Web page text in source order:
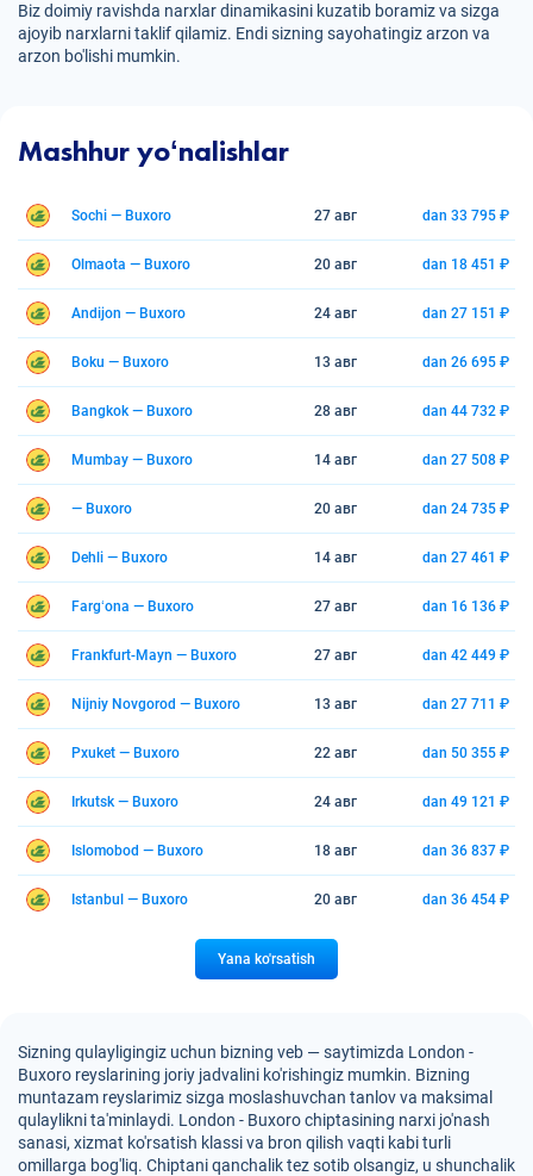
Biz doimiy ravishda narxlar dinamikasini kuzatib boramiz va sizga
ajoyib narxlarni taklif qilamiz. Endi sizning sayohatingiz arzon va
arzon bo'lishi mumkin.
Mashhur yoʻnalishlar
Sochi — Buxoro 27 авг dan 33 795 ₽
Olmaota — Buxoro 20 авг dan 18 451 ₽
Andijon — Buxoro 24 авг dan 27 151 ₽
Boku — Buxoro 13 авг dan 26 695 ₽
Bangkok — Buxoro 28 авг dan 44 732 ₽
Mumbay — Buxoro 14 авг dan 27 508 ₽
— Buxoro 20 авг dan 24 735 ₽
Dehli — Buxoro 14 авг dan 27 461 ₽
Fargʻona — Buxoro 27 авг dan 16 136 ₽
Frankfurt-Mayn — Buxoro 27 авг dan 42 449 ₽
Nijniy Novgorod — Buxoro 13 авг dan 27 711 ₽
Pxuket — Buxoro 22 авг dan 50 355 ₽
Irkutsk — Buxoro 24 авг dan 49 121 ₽
Islomobod — Buxoro 18 авг dan 36 837 ₽
Istanbul — Buxoro 20 авг dan 36 454 ₽
Yana ko'rsatish
Sizning qulayligingiz uchun bizning veb — saytimizda London -
Buxoro reyslarining joriy jadvalini ko'rishingiz mumkin. Bizning
muntazam reyslarimiz sizga moslashuvchan tanlov va maksimal
qulaylikni ta'minlaydi. London - Buxoro chiptasining narxi jo'nash
sanasi, xizmat ko'rsatish klassi va bron qilish vaqti kabi turli
omillarga bog'liq. Chiptani qanchalik tez sotib olsangiz, u shunchalik